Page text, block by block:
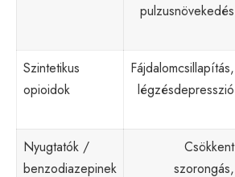
pulzusnövekedés
Szintetikus
opioidok
Fájdalomcsillapítás,
légzésdepresszió
Nyugtatók /
benzodiazepinek
Csökkent
szorongás,